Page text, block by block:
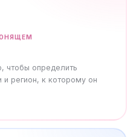
чтобы определить
и регион, к которому он